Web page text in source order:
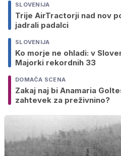
SLOVENIJA
Trije AirTractorji nad nov
jadrali padalci
SLOVENIJA
Ko morje ne ohladi: v
Majorki rekordnih 33
DOMAČA SCENA
Zakaj naj bi Anamaria
zahtevek za preživnino?